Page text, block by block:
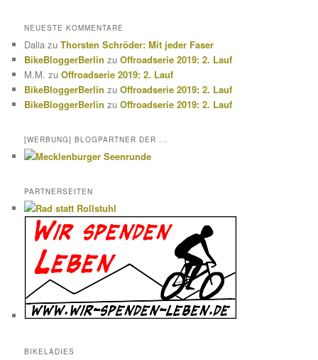
NEUESTE KOMMENTARE
Dalia zuThorsten Schröder: Mit jeder Faser
BikeBloggerBerlin zuOffroadserie 2019: 2. Lauf
M.M. zuOffroadserie 2019: 2. Lauf
BikeBloggerBerlin zuOffroadserie 2019: 2. Lauf
BikeBloggerBerlin zuOffroadserie 2019: 2. Lauf
[WERBUNG] BLOGPARTNER DER ...
PARTNERSEITEN
BIKELADIES